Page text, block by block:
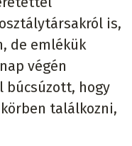
is,
de emlékük
végén
búcsúzott, hogy
találkozni,